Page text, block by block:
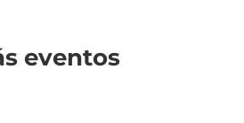
eventos